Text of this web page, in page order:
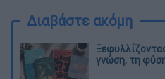
Διαβάστε ακόμη
γνώση, τη